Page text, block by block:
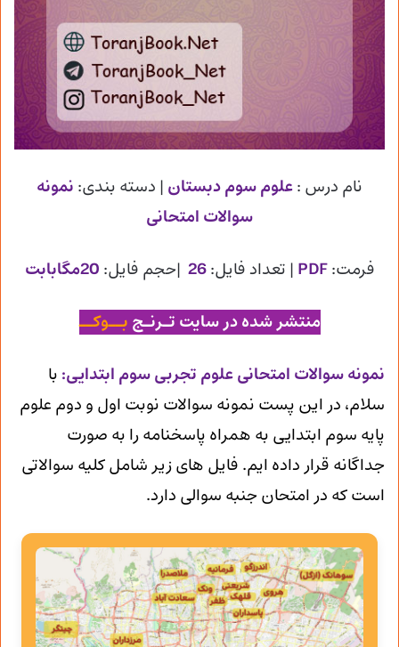
نام درس :علوم سوم دبستان | دسته بندی: نمونه
سوالات امتحانی
فرمت:PDF | تعداد فایل:26 |حجم فایل: 20مگابابت
منتشر شده در سایت تـرنـج بــوکــ
نمونه سوالات امتحانی علوم تجربی سوم ابتدایی: با
سلام، در این پست نمونه سوالات نوبت اول و دوم علوم
پایه سوم ابتدایی به همراه پاسخنامه را به صورت
جداگانه قرار داده ایم. فایل های زیر شامل کلیه سوالاتی
است که در امتحان جنبه سوالی دارد.